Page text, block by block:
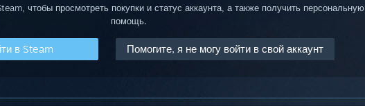
чтобы просмотреть покупки и статус аккаунта, а также получить персональную
помощь.
в Steam Помогите, я не могу войти в свой аккаунт